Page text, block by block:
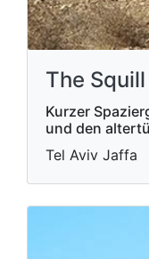
The
Kurzer
und den
Tel Aviv Jaffa